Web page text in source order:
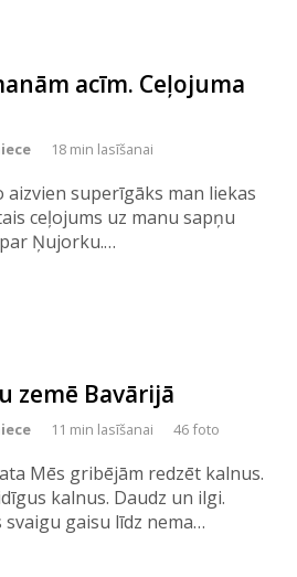
acīm. Ceļojuma
18 min lasīšanai
aizvien superīgāks man liekas
ceļojums uz manu sapņu
Ņujorku.…
zemē Bavārijā
11 min lasīšanai 46 foto
Mēs gribējām redzēt kalnus.
kalnus. Daudz un ilgi.
gaisu līdz nema…